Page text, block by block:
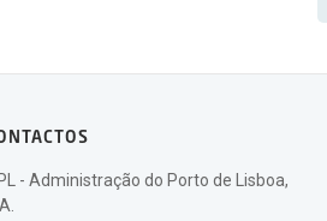
- Administração do Porto de Lisboa,